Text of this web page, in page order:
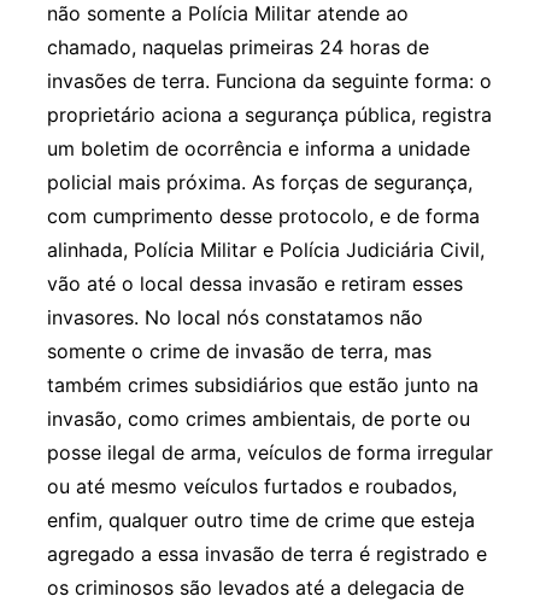
não somente a Polícia Militar atende ao
chamado, naquelas primeiras 24 horas de
invasões de terra. Funciona da seguinte forma: o
proprietário aciona a segurança pública, registra
um boletim de ocorrência e informa a unidade
policial mais próxima. As forças de segurança,
com cumprimento desse protocolo, e de forma
alinhada, Polícia Militar e Polícia Judiciária Civil,
vão até o local dessa invasão e retiram esses
invasores. No local nós constatamos não
somente o crime de invasão de terra, mas
também crimes subsidiários que estão junto na
invasão, como crimes ambientais, de porte ou
posse ilegal de arma, veículos de forma irregular
ou até mesmo veículos furtados e roubados,
enfim, qualquer outro time de crime que esteja
agregado a essa invasão de terra é registrado e
os criminosos são levados até a delegacia de